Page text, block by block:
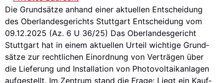
Die Grund­sät­ze anhand einer aktu­el­len Ent­schei­dung
des Ober­lan­des­ge­richts Stutt­gart Ent­schei­dung vom
09.12.2025 (Az. 6 U 36/25) Das Ober­lan­des­ge­richt
Stutt­gart hat in einem aktu­el­len Urteil wich­ti­ge Grund­
sät­ze zur recht­li­chen Ein­ord­nung von Ver­trä­gen über
die Lie­fe­rung und Instal­la­ti­on von Pho­to­vol­ta­ik­an­la­gen
auf­ge­stellt. Im Zen­trum stand die Fra­ge: Liegt ein Kauf­